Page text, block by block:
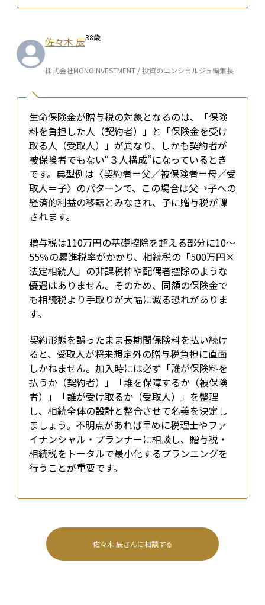
佐々木 辰38歳
株式会社MONOINVESTMENT / 投資のコンシェルジュ編集長
生命保険金が贈与税の対象となるのは、「保険
料を負担した人（契約者）」と「保険金を受け
取る人（受取人）」が異なり、しかも契約者が
被保険者でもない“３人構成”になっているとき
です。典型例は〈契約者＝父／被保険者＝母／受
取人＝子〉のパターンで、この場合は父→子への
経済的利益の移転とみなされ、子に贈与税が課
されます。
贈与税は110万円の基礎控除を超える部分に10〜
55％の累進税率がかかり、相続税の「500万円×
法定相続人」の非課税枠や配偶者控除のような
優遇はありません。そのため、同額の保険金で
も相続税より手取りが大幅に減る恐れがありま
す。
契約形態を誤ったまま長期間保険料を払い続け
ると、受取人が将来想定外の贈与税負担に直面
しかねません。加入時には必ず「誰が保険料を
払うか（契約者）」「誰を保障するか（被保険
者）」「誰が受け取るか（受取人）」を整理
し、相続全体の設計と整合させて名義を決定し
ましょう。不明点があれば早めに税理士やファ
イナンシャル・プランナーに相談し、贈与税・
相続税をトータルで最小化するプランニングを
行うことが重要です。
佐々木 辰さんに相談する